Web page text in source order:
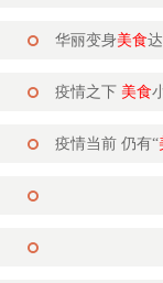
华丽变身美食
疫情之下 美食
疫情当前 仍有“